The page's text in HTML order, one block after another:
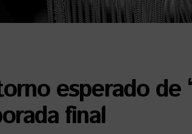
esperado de
final